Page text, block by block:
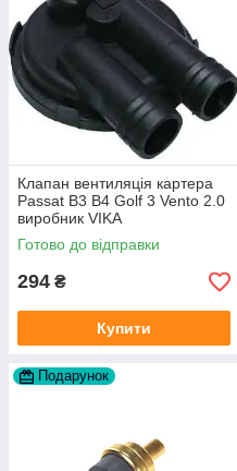
Клапан вентиляція картера
Passat B3 B4 Golf 3 Vento 2.0
виробник VIKA
Готово до відправки
294 ₴
Купити
Подарунок